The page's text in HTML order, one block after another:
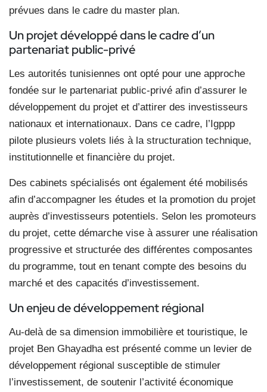
prévues dans le cadre du master plan.
Un projet développé dans le cadre d’un
partenariat public-privé
Les autorités tunisiennes ont opté pour une approche
fondée sur le partenariat public-privé afin d’assurer le
développement du projet et d’attirer des investisseurs
nationaux et internationaux. Dans ce cadre, l’Igppp
pilote plusieurs volets liés à la structuration technique,
institutionnelle et financière du projet.
Des cabinets spécialisés ont également été mobilisés
afin d’accompagner les études et la promotion du projet
auprès d’investisseurs potentiels. Selon les promoteurs
du projet, cette démarche vise à assurer une réalisation
progressive et structurée des différentes composantes
du programme, tout en tenant compte des besoins du
marché et des capacités d’investissement.
Un enjeu de développement régional
Au-delà de sa dimension immobilière et touristique, le
projet Ben Ghayadha est présenté comme un levier de
développement régional susceptible de stimuler
l’investissement, de soutenir l’activité économique